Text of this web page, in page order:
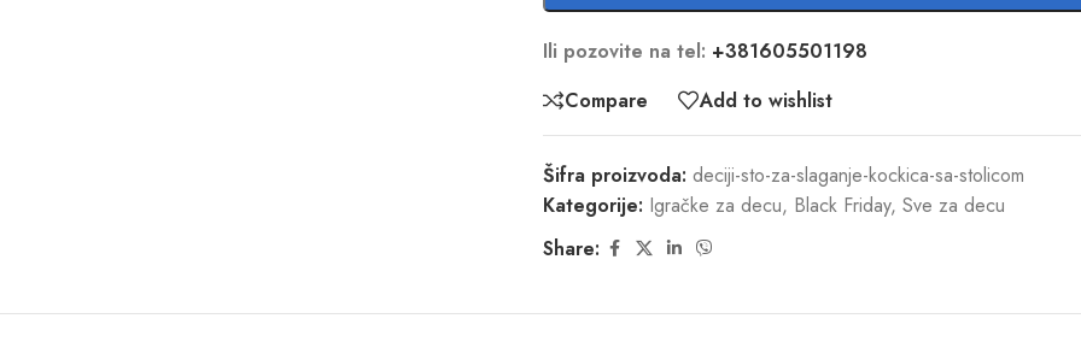
Ili pozovite na tel: +381605501198
Compare
Add to wishlist
Šifra proizvoda: deciji-sto-za-slaganje-kockica-sa-stolicom
Kategorije: Igračke za decu, Black Friday, Sve za decu
Share: